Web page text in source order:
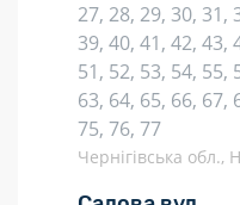
27, 28, 29, 30, 31,
39, 40, 41, 42, 43,
51, 52, 53, 54, 55,
63, 64, 65, 66, 67,
75, 76, 77
Чернігівська